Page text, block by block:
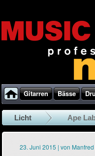
Gitarren Bässe
Licht Ape
23. Juni 2015 | von Manfred